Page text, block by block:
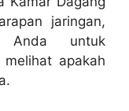
jaringan,
Anda untuk
apakah